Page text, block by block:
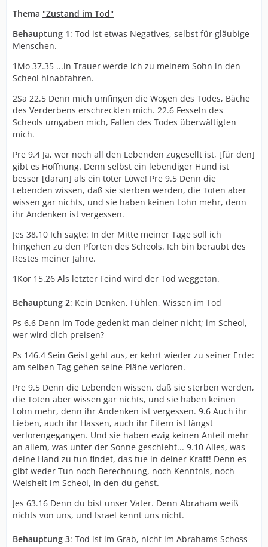
Thema "Zustand im Tod"
Behauptung 1: Tod ist etwas Negatives, selbst für gläubige
Menschen.
1Mo 37.35 ...in Trauer werde ich zu meinem Sohn in den
Scheol hinabfahren.
2Sa 22.5 Denn mich umfingen die Wogen des Todes, Bäche
des Verderbens erschreckten mich. 22.6 Fesseln des
Scheols umgaben mich, Fallen des Todes überwältigten
mich.
Pre 9.4 Ja, wer noch all den Lebenden zugesellt ist, [für den]
gibt es Hoffnung. Denn selbst ein lebendiger Hund ist
besser [daran] als ein toter Löwe! Pre 9.5 Denn die
Lebenden wissen, daß sie sterben werden, die Toten aber
wissen gar nichts, und sie haben keinen Lohn mehr, denn
ihr Andenken ist vergessen.
Jes 38.10 Ich sagte: In der Mitte meiner Tage soll ich
hingehen zu den Pforten des Scheols. Ich bin beraubt des
Restes meiner Jahre.
1Kor 15.26 Als letzter Feind wird der Tod weggetan.
Behauptung 2: Kein Denken, Fühlen, Wissen im Tod
Ps 6.6 Denn im Tode gedenkt man deiner nicht; im Scheol,
wer wird dich preisen?
Ps 146.4 Sein Geist geht aus, er kehrt wieder zu seiner Erde:
am selben Tag gehen seine Pläne verloren.
Pre 9.5 Denn die Lebenden wissen, daß sie sterben werden,
die Toten aber wissen gar nichts, und sie haben keinen
Lohn mehr, denn ihr Andenken ist vergessen. 9.6 Auch ihr
Lieben, auch ihr Hassen, auch ihr Eifern ist längst
verlorengegangen. Und sie haben ewig keinen Anteil mehr
an allem, was unter der Sonne geschieht... 9.10 Alles, was
deine Hand zu tun findet, das tue in deiner Kraft! Denn es
gibt weder Tun noch Berechnung, noch Kenntnis, noch
Weisheit im Scheol, in den du gehst.
Jes 63.16 Denn du bist unser Vater. Denn Abraham weiß
nichts von uns, und Israel kennt uns nicht.
Behauptung 3: Tod ist im Grab, nicht im Abrahams Schoss